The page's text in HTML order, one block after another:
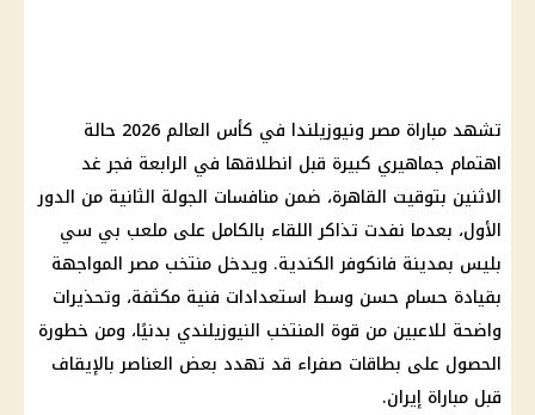
تشهد مباراة مصر ونيوزيلندا في كأس العالم 2026 حالة
اهتمام جماهيري كبيرة قبل انطلاقها في الرابعة فجر غد
الاثنين بتوقيت القاهرة، ضمن منافسات الجولة الثانية من الدور
الأول، بعدما نفدت تذاكر اللقاء بالكامل على ملعب بي سي
بليس بمدينة فانكوفر الكندية. ويدخل منتخب مصر المواجهة
بقيادة حسام حسن وسط استعدادات فنية مكثفة، وتحذيرات
واضحة للاعبين من قوة المنتخب النيوزيلندي بدنيًا، ومن خطورة
الحصول على بطاقات صفراء قد تهدد بعض العناصر بالإيقاف
قبل مباراة إيران.